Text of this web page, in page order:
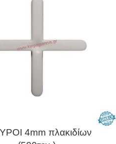
4mm πλακιδίων